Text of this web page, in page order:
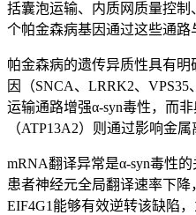
括囊泡运输、内质网质量控
个帕金森病基因通过这些通路
帕金森病的遗传异质性具有
因（SNCA、LRRK2、
运输通路增强α-syn毒性，而
（ATP13A2）则通过影响金
mRNA翻译异常是α-syn毒性
患者神经元全局翻译速率下
EIF4G1能够有效逆转该缺陷